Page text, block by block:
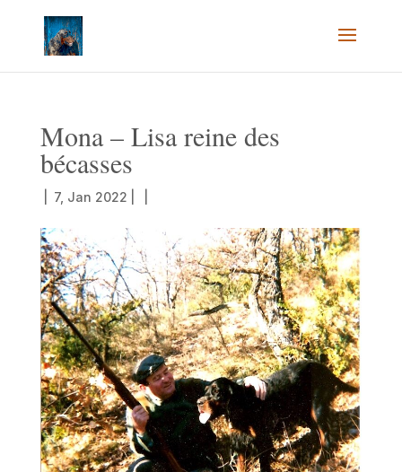
Mona – Lisa reine des
bécasses
7, Jan 2022